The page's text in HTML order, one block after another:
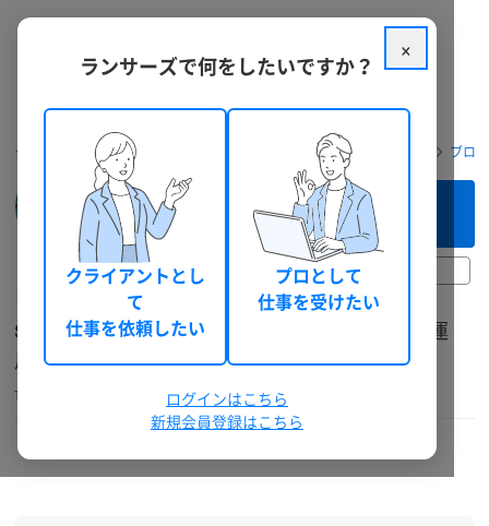
クラウドソーシング ランサーズ フリーランスを探す ブロ
30日前以上
SEOの知見あり！転職・副業・コールセンター運
用・動物記事が得意です！！！
TORA_WRITE 個人 沖縄県 30代後半 男性
このフリーランスへ
まずは相談してみる（無料）
×
ランサーズで何をしたいですか？
クライアントとし
て
仕事を依頼したい
プロとして
仕事を受けたい
ログインはこちら
新規会員登録はこちら